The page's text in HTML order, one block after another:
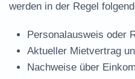
werden in der Regel
Personalausweis oder
Aktueller Mietvertrag
Nachweise über